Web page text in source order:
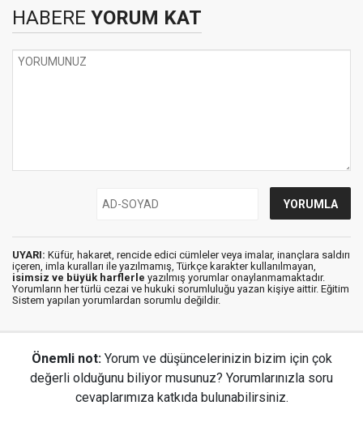
HABERE YORUM KAT
UYARI: Küfür, hakaret, rencide edici cümleler veya imalar, inançlara saldırı
içeren, imla kuralları ile yazılmamış, Türkçe karakter kullanılmayan,
isimsiz ve büyük harflerle yazılmış yorumlar onaylanmamaktadır.
Yorumların her türlü cezai ve hukuki sorumluluğu yazan kişiye aittir. Eğitim
Sistem yapılan yorumlardan sorumlu değildir.
Önemli not: Yorum ve düşüncelerinizin bizim için çok
değerli olduğunu biliyor musunuz? Yorumlarınızla soru
cevaplarımıza katkıda bulunabilirsiniz.